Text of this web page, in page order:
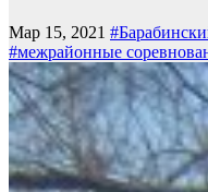
Мар 15, 2021
#межрайонные